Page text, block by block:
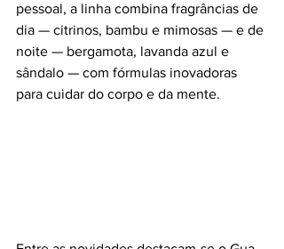
pessoal, a linha combina fragrâncias de
dia — citrinos, bambu e mimosas — e de
noite — bergamota, lavanda azul e
sândalo — com fórmulas inovadoras
para cuidar do corpo e da mente.